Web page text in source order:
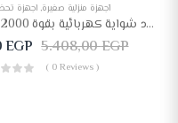
أجهزة منزلية صغيرة, اجهزة
كينوود شواية كهربائية بقوة 2000 وات ضمان2 عام
EGP 5.408,00EGP
( 0 Reviews )